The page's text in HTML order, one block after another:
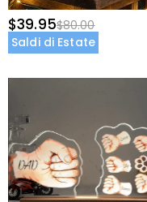
$39.95$80.00
Saldi di Estate